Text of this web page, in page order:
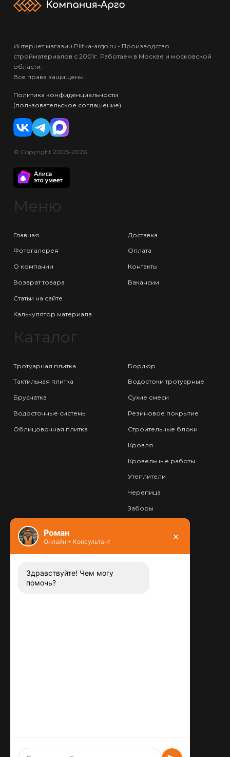
Интернет магазин Plitka-argo.ru - Производство
стройматериалов с 2001г. Работаем в Москве и московской
области.
Все права защищены.
Политика конфиденциальности
(пользовательское соглашение)
© Copyright 2005-2026
Меню
Главная
Фотогалерея
О компании
Возврат товара
Статьи на сайте
Калькулятор материала
Доставка
Оплата
Контакты
Вакансии
Каталог
Тротуарная плитка
Тактильная плитка
Брусчатка
Водосточные системы
Облицовочная плитка
Бордюр
Водостоки тротуарные
Сухие смеси
Резиновое покрытие
Строительные блоки
Кровля
Кровельные работы
Утеплители
Черепица
Заборы
Контакты
Заказать звонок
Роман
Онлайн • Консультант ×
Здравствуйте! Чем могу
помочь?